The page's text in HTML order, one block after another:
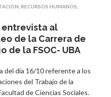
RECURSOS HUMANOS
entrevista al
de la Carrera de
de la FSOC- UBA
del día 16/10 referente a los
del Trabajo de la
de Ciencias Sociales.